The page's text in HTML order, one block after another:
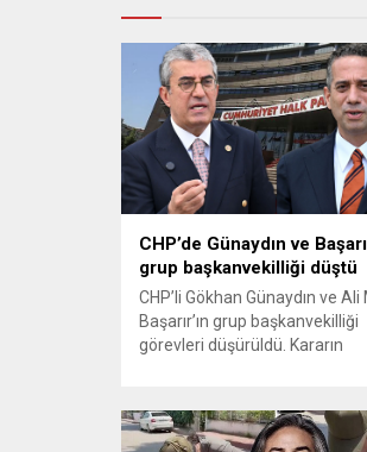
CHP’de Günaydın ve
grup başkanvekilliği düştü
CHP’li Gökhan Günaydın ve Ali
Başarır’ın grup başkanvekilliği
görevleri düşürüldü. Kararın
kaldırıldı. Günaydın, ilk
açıklamasında “Olmayan